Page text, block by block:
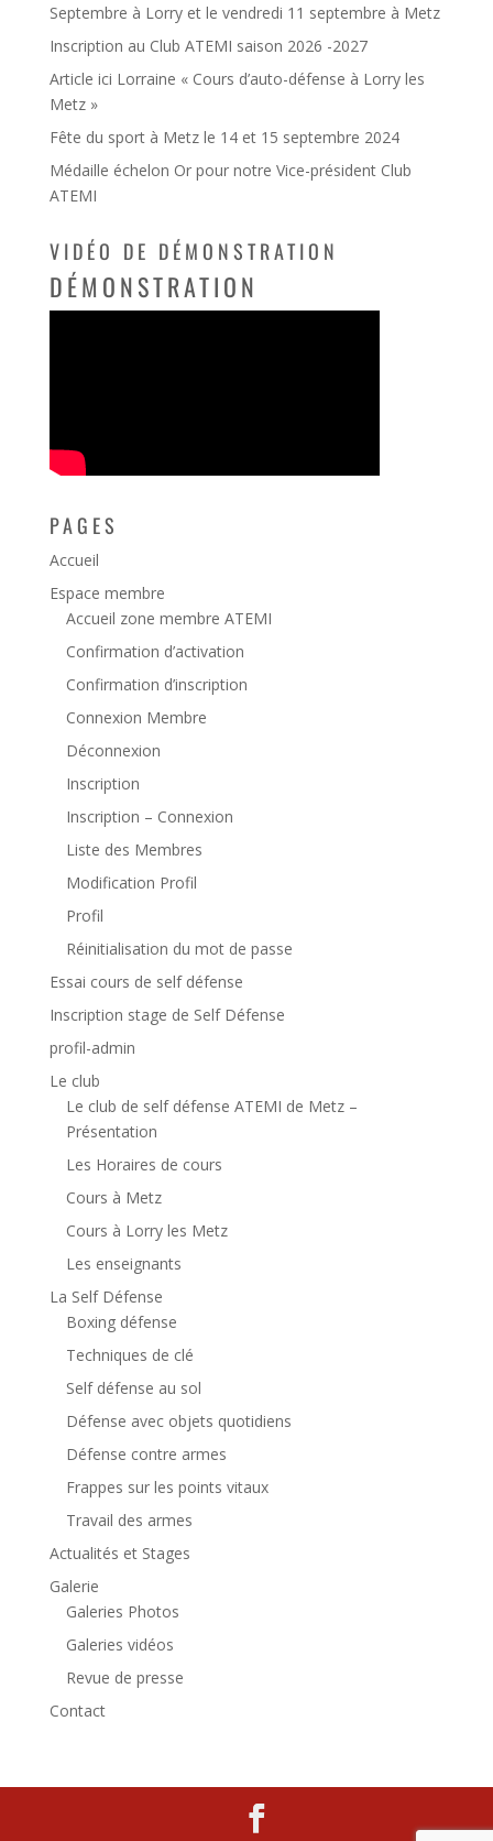
Septembre à Lorry et le vendredi 11 septembre à Metz
Inscription au Club ATEMI saison 2026 -2027
Article ici Lorraine « Cours d’auto-défense à Lorry les
Metz »
Fête du sport à Metz le 14 et 15 septembre 2024
Médaille échelon Or pour notre Vice-président Club
ATEMI
VIDÉO DE DÉMONSTRATION
DÉMONSTRATION
PAGES
Accueil
Espace membre
Accueil zone membre ATEMI
Confirmation d’activation
Confirmation d’inscription
Connexion Membre
Déconnexion
Inscription
Inscription – Connexion
Liste des Membres
Modification Profil
Profil
Réinitialisation du mot de passe
Essai cours de self défense
Inscription stage de Self Défense
profil-admin
Le club
Le club de self défense ATEMI de Metz –
Présentation
Les Horaires de cours
Cours à Metz
Cours à Lorry les Metz
Les enseignants
La Self Défense
Boxing défense
Techniques de clé
Self défense au sol
Défense avec objets quotidiens
Défense contre armes
Frappes sur les points vitaux
Travail des armes
Actualités et Stages
Galerie
Galeries Photos
Galeries vidéos
Revue de presse
Contact